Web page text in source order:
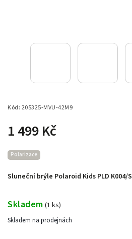
Kód: 205325-MVU-42M9
1 499 Kč
Sluneční brýle Polaroid Kids PLD K004/S
Polarizace
Skladem (1 ks)
Skladem na prodejnách